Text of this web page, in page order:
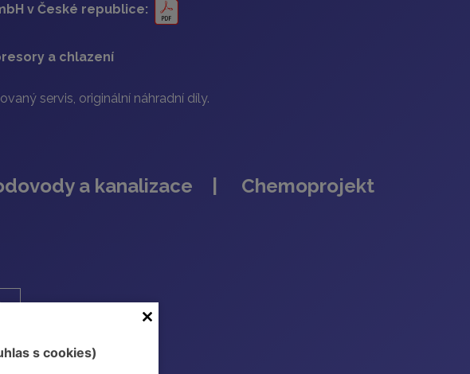
v České republice:
a chlazení
servis, originální náhradní díly.
a kanalizace | Chemoprojekt
s cookies)